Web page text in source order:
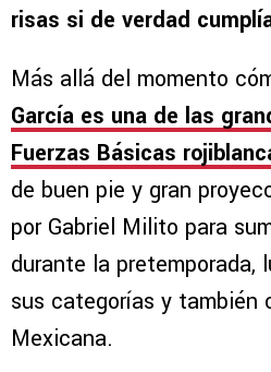
risas si de verdad
Más allá del momento
García es una de las
Fuerzas Básicas
de buen pie y gran
por Gabriel Milito para
durante la pretemporada,
sus categorías y también
Mexicana.